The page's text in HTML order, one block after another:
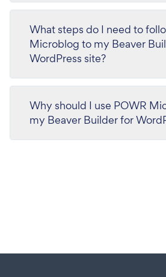
What steps do I need to
Microblog to my Beaver
WordPress site?
Why should I use POWR
my Beaver Builder for